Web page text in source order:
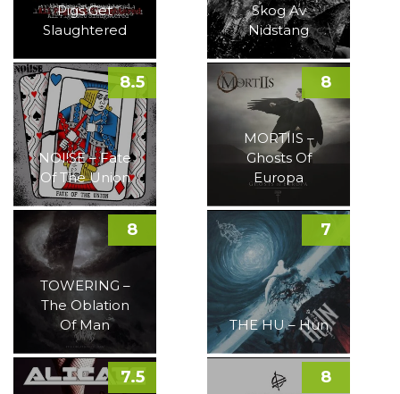
Pigs Get
Slaughtered
Skog Av
Nidstang
NOI!SE – Fate
Of The Union
8.5
MORTIIS –
Ghosts Of
Europa
8
TOWERING –
The Oblation
Of Man
8
THE HU – Hun
7
7.5 8